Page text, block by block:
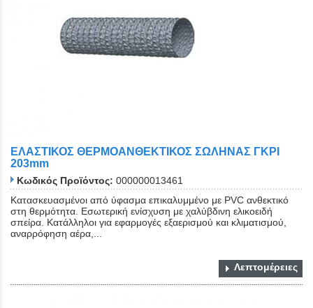
ΕΛΑΣΤΙΚΟΣ ΘΕΡΜΟΑΝΘΕΚΤΙΚΟΣ ΣΩΛΗΝΑΣ ΓΚΡΙ
203mm
Κωδικός Προϊόντος: 000000013461
Κατασκευασμένοι από ύφασμα επικαλυμμένο με PVC ανθεκτικό
στη θερμότητα. Εσωτερική ενίσχυση με χαλύβδινη ελικοειδή
σπείρα. Κατάλληλοι για εφαρμογές εξαερισμού και κλιματισμού,
αναρρόφηση αέρα,...
Λεπτομέρειες